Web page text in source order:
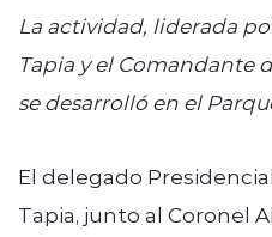
La actividad, liderada
Tapia y el Comandante
se desarrolló en el
El delegado
Tapia, junto al Coronel